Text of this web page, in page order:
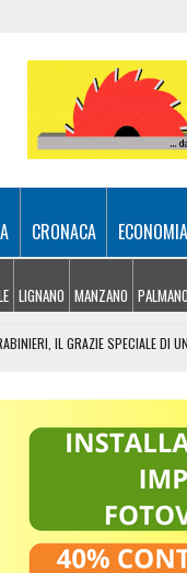
CRONACA ECONOMIA
LIGNANO MANZANO
IL GRAZIE SPECIALE DI
IPOTESI GUASTO ELETTRICO
E IL VOLO PER IL GRAN FINALE